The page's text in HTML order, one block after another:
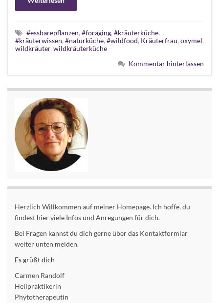
#essbarepflanzen, #foraging, #kräuterküche,
#kräuterwissen, #naturküche, #wildfood, Kräuterfrau, oxymel,
wildkräuter, wildkräuterküche
Kommentar hinterlassen
Herzlich Willkommen auf meiner Homepage. Ich hoffe, du
findest hier viele Infos und Anregungen für dich.
Bei Fragen kannst du dich gerne über das Kontaktformlar
weiter unten melden.
Es grüßt dich
Carmen Randolf
Heilpraktikerin
Phytotherapeutin